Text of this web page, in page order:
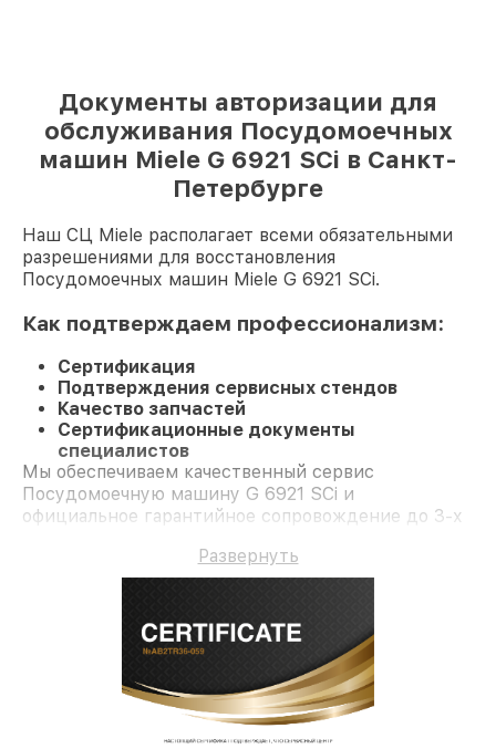
Документы авторизации для
обслуживания Посудомоечных
машин Miele G 6921 SCi в Санкт-
Петербурге
Наш СЦ Miele располагает всеми обязательными
разрешениями для восстановления
Посудомоечных машин Miele G 6921 SCi.
Как подтверждаем профессионализм:
Сертификация
Подтверждения сервисных стендов
Качество запчастей
Сертификационные документы
специалистов
Мы обеспечиваем качественный сервис
Посудомоечную машину G 6921 SCi и
официальное гарантийное сопровождение до 3-х
Развернуть